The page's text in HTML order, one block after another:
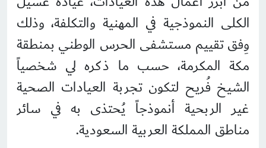
الكلى النموذجية في المهنية والتكلفة، وذلك
وِفق تقييم مستشفى الحرس الوطني بمنطقة
مكة المكرمة، حسب ما ذكره لي شخصياً
الشيخ فُريح لتكون تجربة العيادات الصحية
غير الربحية أنموذجاً يُحتذى به في سائر
مناطق المملكة العربية السعودية.